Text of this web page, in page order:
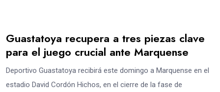
Guastatoya recupera a tres piezas clave
para el juego crucial ante Marquense
Deportivo Guastatoya recibirá este domingo a Marquense en el
estadio David Cordón Hichos, en el cierre de la fase de